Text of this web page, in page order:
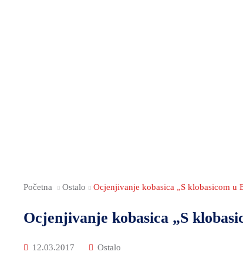
Početna Ostalo Ocjenjivanje kobasica „S klobasicom u
Ocjenjivanje kobasica „S
12.03.2017 Ostalo